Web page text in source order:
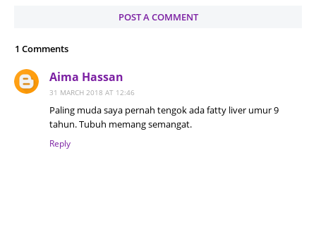
POST A COMMENT
1 Comments
Aima Hassan
31 MARCH 2018 AT 12:46
Paling muda saya pernah tengok ada fatty liver umur 9
tahun. Tubuh memang semangat.
Reply